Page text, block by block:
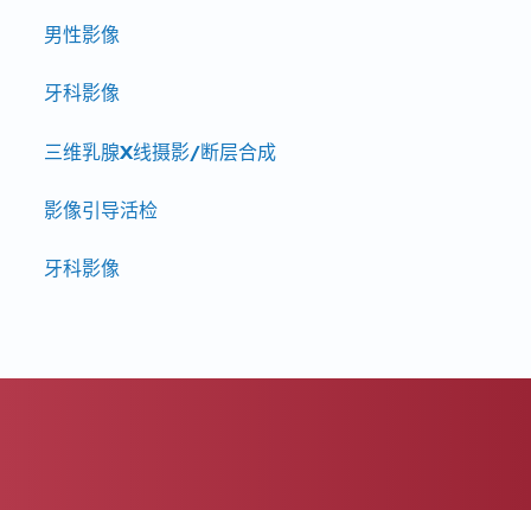
男性影像
牙科影像
三维乳腺X线摄影/断层合成
影像引导活检
牙科影像